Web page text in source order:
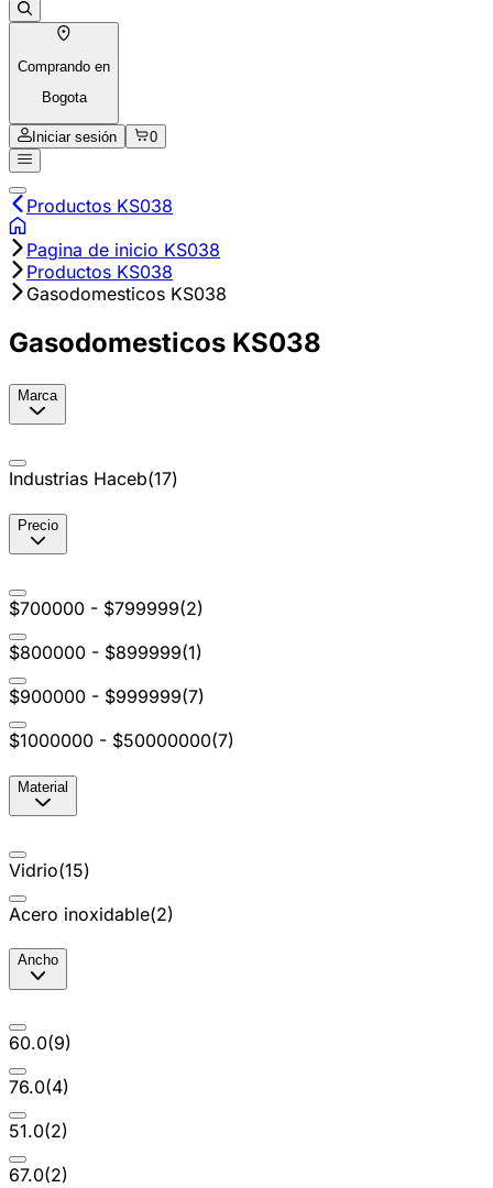
Comprando en
Bogota
Iniciar sesión 0
Productos KS038
Pagina de inicio KS038
Productos KS038
Gasodomesticos KS038
Gasodomesticos KS038
Marca
Industrias Haceb(17)
Precio
$700000 - $799999(2)
$800000 - $899999(1)
$900000 - $999999(7)
$1000000 - $50000000(7)
Material
Vidrio(15)
Acero inoxidable(2)
Ancho
60.0(9)
76.0(4)
51.0(2)
67.0(2)